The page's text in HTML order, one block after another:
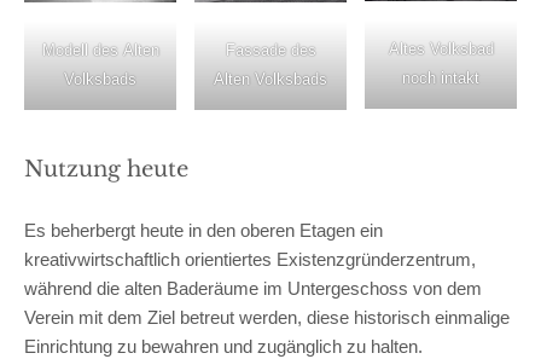
Modell des Alten
Volksbads
Fassade des
Alten Volksbads
Altes Volksbad
noch intakt
Nutzung heute
Es beherbergt heute in den oberen Etagen ein
kreativwirtschaftlich orientiertes Existenzgründerzentrum,
während die alten Baderäume im Untergeschoss von dem
Verein mit dem Ziel betreut werden, diese historisch einmalige
Einrichtung zu bewahren und zugänglich zu halten.